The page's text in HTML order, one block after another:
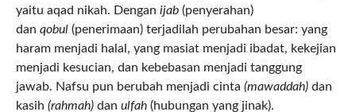
yaitu aqad nikah. Dengan ijab(penyerahan)
dan qobul(penerimaan) terjadilah perubahan besar: yang
haram menjadi halal, yang masiat menjadi ibadat, kekejian
menjadi kesucian, dan kebebasan menjadi tanggung
jawab. Nafsu pun berubah menjadi cinta (mawaddah)dan
kasih (rahmah)dan ulfah(hubungan yang jinak).